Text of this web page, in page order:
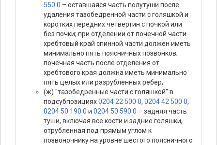
550 0 – оставшаяся часть полутуши после
удаления тазобедренной части с голяшкой и
коротких передних четвертин с почкой или
без почки; при отделении от почечной части
хребтовый край спинной части должен иметь
минимально пять поясничных позвонков;
почечная часть после отделения от
хребтового края должна иметь минимально
пять целых или разрубленных ребер;
(ж) "тазобедренные части с голяшкой" в
подсубпозициях0204 22 500 0, 0204 42 500 0,
0204 50 190 0 и 0204 50 590 0 – задняя часть
туши, включая все кости и задние голяшки,
отрубленная под прямым углом к
позвоночнику на уровне шестого поясничного